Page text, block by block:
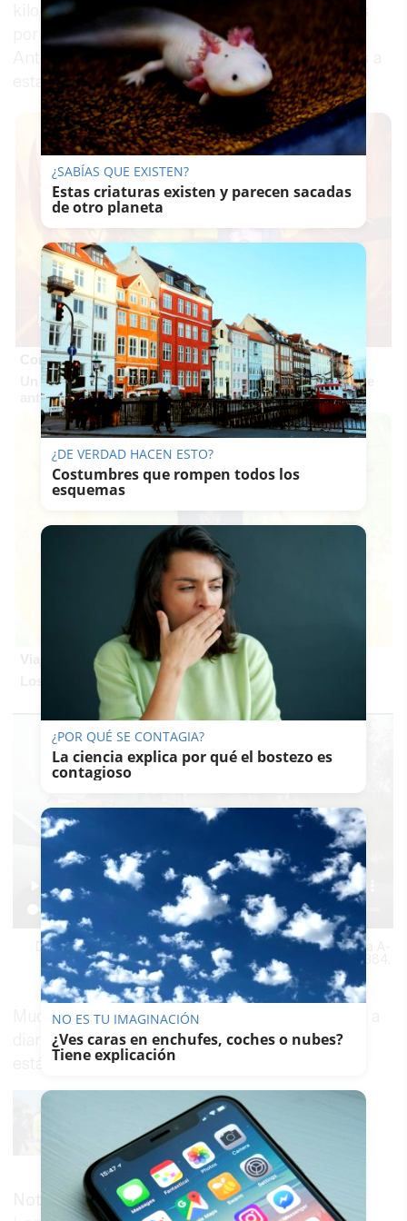
kilométricas, con cantidad de coches detenidos
por la tractorada. La A-384 que une Arcos con
Antequera cuenta con retenciones importantes a
esta hora de la mañana.
Corepunk MMORPG
Un verdadero MMORPG de la vieja escuela ¡Cómo los de
antes, pero mejor!
Viaja sin visado
Los pasaportes que más puertas abren ¿está el tuyo?
Decenas de tractores se han echado a la carretera en la A-
384.
Muchos trabajadores que utilizan esta carretera a
diario para acudir a sus puestos de trabajo se
están viendo afectados por esta protesta.
Noticia relacionada
¿SABÍAS QUE EXISTEN?
Estas criaturas existen y parecen sacadas
de otro planeta
¿DE VERDAD HACEN ESTO?
Costumbres que rompen todos los
esquemas
¿POR QUÉ SE CONTAGIA?
La ciencia explica por qué el bostezo es
contagioso
NO ES TU IMAGINACIÓN
¿Ves caras en enchufes, coches o nubes?
Tiene explicación